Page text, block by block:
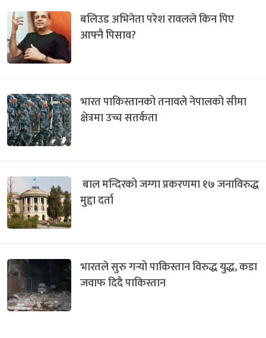
बलिउड अभिनेता परेश रावलले किन पिए
आफ्नै पिसाव?
भारत पाकिस्तानको तनावले नेपालको सीमा
क्षेत्रमा उच्च सतर्कता
बाल मन्दिरको जग्गा प्रकरणमा १७ जनाविरुद्ध
मुद्दा दर्ता
भारतले सुरु गर्‍यो पाकिस्तान विरुद्ध युद्ध, कडा
जवाफ दिदै पाकिस्तान